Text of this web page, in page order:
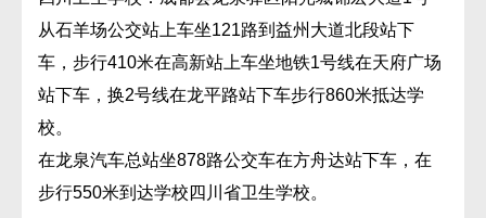
从石羊场公交站上车坐121路到益州大道北段站下
车，步行410米在高新站上车坐地铁1号线在天府广场
站下车，换2号线在龙平路站下车步行860米抵达学
校。
在龙泉汽车总站坐878路公交车在方舟达站下车，在
步行550米到达学校四川省卫生学校。